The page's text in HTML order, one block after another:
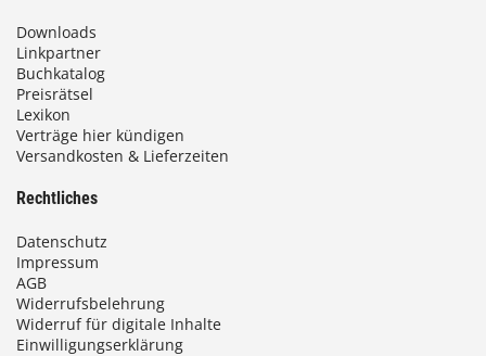
Downloads
Linkpartner
Buchkatalog
Preisrätsel
Lexikon
Verträge hier kündigen
Versandkosten & Lieferzeiten
Rechtliches
Datenschutz
Impressum
AGB
Widerrufsbelehrung
Widerruf für digitale Inhalte
Einwilligungserklärung